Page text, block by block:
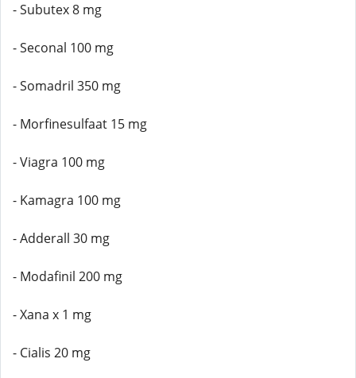
- Subutex 8 mg
- Seconal 100 mg
- Somadril 350 mg
- Morfinesulfaat 15 mg
- Viagra 100 mg
- Kamagra 100 mg
- Adderall 30 mg
- Modafinil 200 mg
- Xana x 1 mg
- Cialis 20 mg